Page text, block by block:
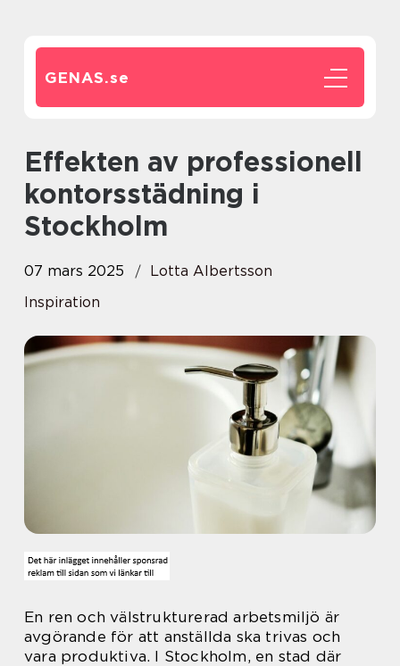
GENAS.se
Effekten av professionell
kontorsstädning i
Stockholm
07 mars 2025
Lotta Albertsson
Inspiration
En ren och välstrukturerad arbetsmiljö är
avgörande för att anställda ska trivas och
vara produktiva. I Stockholm, en stad där